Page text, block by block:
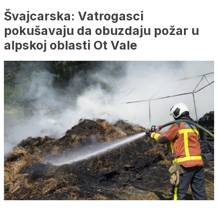
Švajcarska: Vatrogasci
pokušavaju da obuzdaju požar u
alpskoj oblasti Ot Vale